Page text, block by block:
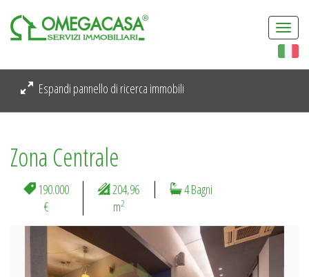
Espandi pannello di ricerca immobili
Zona Centrale
190.000
€
204,96
m2
4 Bagni
Previous Next